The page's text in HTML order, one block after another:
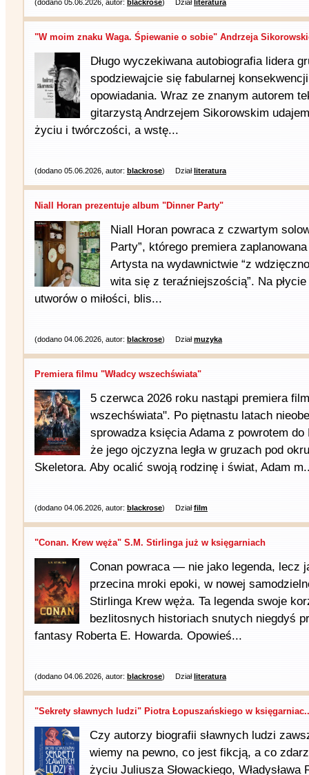
(dodano 05.06.2026, autor: blackrose) Dział literatura
"W moim znaku Waga. Śpiewanie o sobie" Andrzeja
Długo wyczekiwana autobiografia lidera
spodziewajcie się fabularnej
opowiadania. Wraz ze znanym autorem
gitarzystą Andrzejem Sikorowskim
życiu i twórczości, a wstę...
(dodano 05.06.2026, autor: blackrose) Działliteratura
Niall Horan prezentuje album "Dinner Party"
Niall Horan powraca z czwartym
Party”, którego premiera
Artysta na wydawnictwie “z
wita się z teraźniejszością”. Na
utworów o miłości, blis...
(dodano 04.06.2026, autor: blackrose) Działmuzyka
Premiera filmu "Władcy wszechświata"
5 czerwca 2026 roku nastąpi premiera
wszechświata". Po piętnastu latach
sprowadza księcia Adama z powrotem
że jego ojczyzna legła w gruzach pod
Skeletora. Aby ocalić swoją rodzinę i świat, Adam
(dodano 04.06.2026, autor: blackrose) Działfilm
"Conan. Krew węża" S.M. Stirlinga już w księgarniach
Conan powraca — nie jako legenda, lecz
przecina mroki epoki, w nowej
Stirlinga Krew węża. Ta legenda swoje
bezlitosnych historiach snutych niegdyś
fantasy Roberta E. Howarda. Opowieś...
(dodano 04.06.2026, autor: blackrose) Działliteratura
"Sekrety sławnych ludzi" Piotra Łopuszańskiego w
Czy autorzy biografii sławnych ludzi
wiemy na pewno, co jest fikcją, a co
życiu Juliusza Słowackiego, Władysława